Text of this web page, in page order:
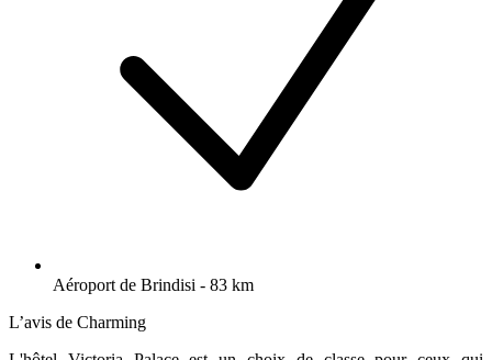
Aéroport de Brindisi - 83 km
L’avis de Charming